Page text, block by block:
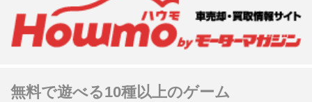
無料で遊べる10種以上のゲーム